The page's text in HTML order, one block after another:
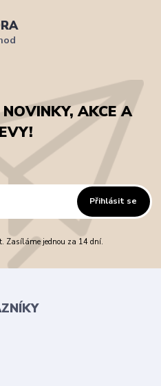
AKCE A
Přihlásit se
Zasíláme jednou za 14 dní.